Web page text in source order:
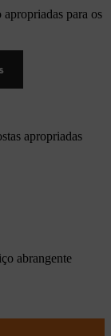
para os
apropriadas
abrangente